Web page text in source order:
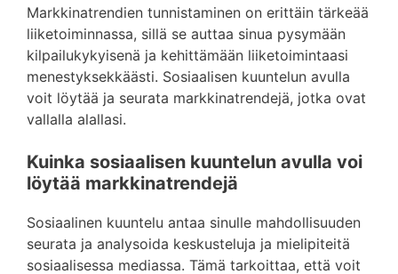
Markkinatrendien tunnistaminen on erittäin tärkeää
liiketoiminnassa, sillä se auttaa sinua pysymään
kilpailukykyisenä ja kehittämään liiketoimintaasi
menestyksekkäästi. Sosiaalisen kuuntelun avulla
voit löytää ja seurata markkinatrendejä, jotka ovat
vallalla alallasi.
Kuinka sosiaalisen kuuntelun avulla voi
löytää markkinatrendejä
Sosiaalinen kuuntelu antaa sinulle mahdollisuuden
seurata ja analysoida keskusteluja ja mielipiteitä
sosiaalisessa mediassa. Tämä tarkoittaa, että voit